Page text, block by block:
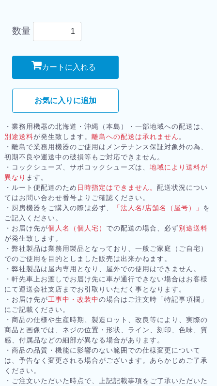
数量
カートに入れる
お気に入りに追加
・業務用機器の北海道・沖縄（本島）・一部地域への配送は、
別途送料が発生致します。 離島への配送は承れません 。
・離島で業務用機器のご使用はメンテナンス保証対象外の為、
初期不良や運送中の破損等もご対応できません。
・コックシューズ、サボコックシューズは、 地域により送料が
異なり ます。
・ルート便配達のため 日時指定はできません。 配送状況につい
てはお問い合わせ番号よりご確認ください。
・厨房機器をご購入の際は必ず、
「法人名/店舗名（屋号）」 を
ご記入ください。
・お届け先が個人名（個人宅） での配送の場合、必ず別途送料
が発生致します。
・弊社製品は業務用製品となっており、一般ご家庭（ご自宅）
でのご使用を目的としました販売は出来かねます。
・弊社製品は屋内専用となり、屋外での使用はできません。
・軒先車上お渡しでお届け先に車が通行できない場合はお客様
にて運送会社支店までお引取りいただく事となります。
・お届け先が工事中・改装中の場合はご注文時「特記事項欄」
にご記載ください。
・商品の仕様や生産時期、製造ロット、改良等により、実際の
商品と画像では、ネジの位置・形状、ライン、刻印、色味、質
感、付属品などの細部が異なる場合があります。
・商品の品質・機能に影響のない範囲での仕様変更について
は、予告なく変更される場合がございます。あらかじめご了承
ください。
・ご注文いただいた時点で、上記記載事項をご了承いただいた